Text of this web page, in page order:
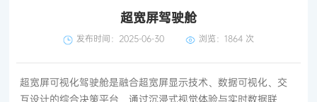
超宽屏驾驶舱
发布时间：2025-06-30 浏览： 1864 次
超宽屏可视化驾驶舱是融合超宽屏显示技术、数据可视化、交
互设计的综合决策平台，通过沉浸式视觉体验与实时数据联